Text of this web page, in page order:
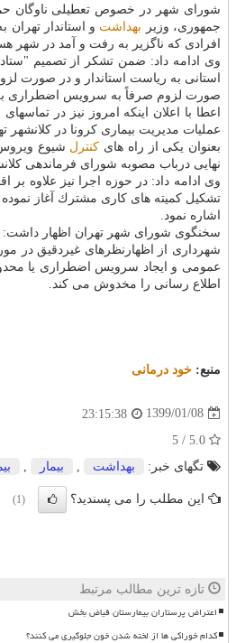
شورای شهر در خصوص تعطیلی ناوگان
جمهوری، وزیر بهداشت و استاندار
افرادی كه ناگزیر به رفت و آمد در شهر
وی ادامه داد: ضمن تشكر از تصمیم
استانی به ریاست استاندار و در صورت
صورت لزوم صرفاً به سرویس اضطراری بر
اعطا با اعلان اینكه امروز نیز در
عملیات مدیریت بیماری كرونا در
بعنوان یكی از راه های كنترل شیوع ویروس
نهایی درباب مصوبه شورای فرماندهی
وی ادامه داد: در حوزه اجرا نیز علاوه
تشكیل كمیته های كاری مشترك آغاز
اشاره نمود.
سخنگوی شورای شهر تهران اظهار داشت:
شهرداری از اظهارنظرهای غیردقیق در
عمومی و ایجاد سرویس اضطراری یا
اطلاع رسانی را مخدوش می كند.
منبع: خود درمانی
1399/01/08
23:15:38
تگهای خبر:
بهداشت بیمار
این مطلب را می پسندید؟ (1)
تازه ترین مطالب مرتبط
اعتراض پرستاران بیمارستان فیاض بخش
کدام خوراکی ها از لخته شدن خون جلوگیری می کنند؟